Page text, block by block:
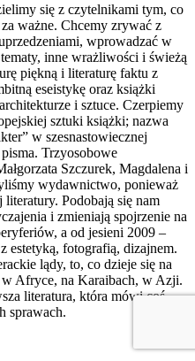
się z czytelnikami tym, co
ważne. Chcemy zrywać z
wprowadzać w
inne wrażliwości i świeżą
piękną i literaturę faktu z
eseistykę oraz książki
i sztuce. Czerpiemy
sztuki książki; nazwa
w szesnastowiecznej
Trzyosobowe
Szczurek, Magdalena i
wydawnictwo, ponieważ
Podobają się nam
i zmieniają spojrzenie na
a od jesieni 2009 –
estetyką, fotografią, dizajnem.
lądy, to, co dzieje się na
Afryce, na Karaibach, w Azji.
literatura, która mówi coś
sprawach.